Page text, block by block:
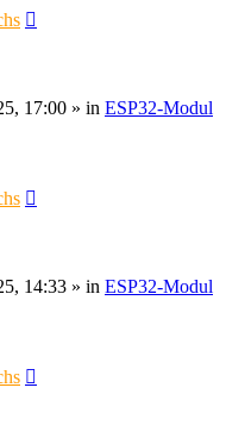
17:00 » in ESP32-Modul
14:33 » in ESP32-Modul